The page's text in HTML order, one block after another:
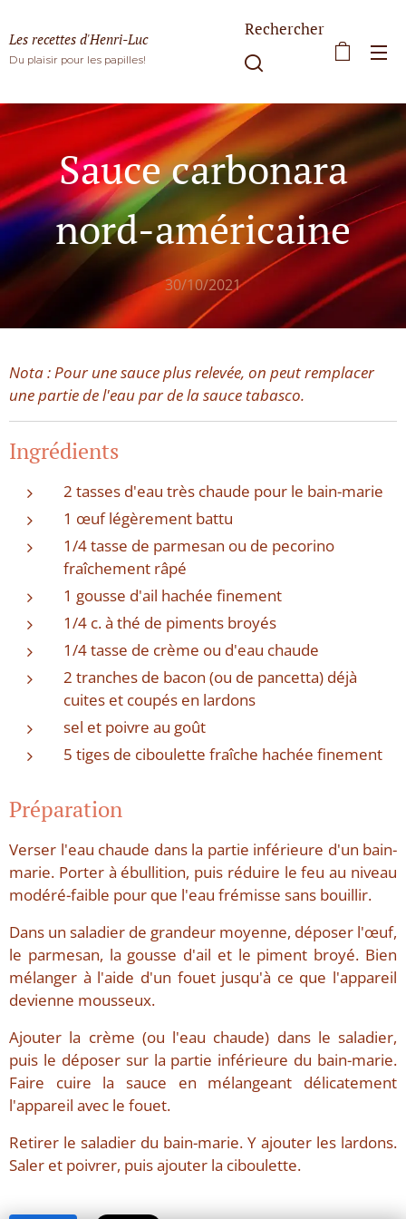
Les recettes d'Henri-Luc
Du plaisir pour les papilles!
Rechercher
Sauce carbonara
nord-américaine
30/10/2021
Nota : Pour une sauce plus relevée, on peut remplacer
une partie de l'eau par de la sauce tabasco.
Ingrédients
2 tasses d'eau très chaude pour le bain-marie
1 œuf légèrement battu
1/4 tasse de parmesan ou de pecorino
fraîchement râpé
1 gousse d'ail hachée finement
1/4 c. à thé de piments broyés
1/4 tasse de crème ou d'eau chaude
2 tranches de bacon (ou de pancetta) déjà
cuites et coupés en lardons
sel et poivre au goût
5 tiges de ciboulette fraîche hachée finement
Préparation
Verser l'eau chaude dans la partie inférieure d'un bain-
marie. Porter à ébullition, puis réduire le feu au niveau
modéré-faible pour que l'eau frémisse sans bouillir.
Dans un saladier de grandeur moyenne, déposer l'œuf,
le parmesan, la gousse d'ail et le piment broyé. Bien
mélanger à l'aide d'un fouet jusqu'à ce que l'appareil
devienne mousseux.
Ajouter la crème (ou l'eau chaude) dans le saladier,
puis le déposer sur la partie inférieure du bain-marie.
Faire cuire la sauce en mélangeant délicatement
l'appareil avec le fouet.
Retirer le saladier du bain-marie. Y ajouter les lardons.
Saler et poivrer, puis ajouter la ciboulette.